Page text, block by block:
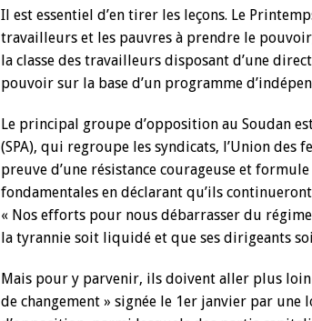
Il est essentiel d’en tirer les leçons. Le
travailleurs et les pauvres à prendre le
la classe des travailleurs disposant d’une
pouvoir sur la base d’un programme
Le principal groupe d’opposition au Soudan
(SPA), qui regroupe les syndicats, l’Union des
preuve d’une résistance courageuse et
fondamentales en déclarant qu’ils
« Nos efforts pour nous débarrasser du
la tyrannie soit liquidé et que ses dirigeants
Mais pour y parvenir, ils doivent aller plus
de changement » signée le 1er janvier par une